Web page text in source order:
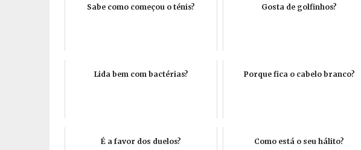
Sabe como começou o ténis? Gosta de golfinhos?
Lida bem com bactérias? Porque fica o cabelo branco?
É a favor dos duelos? Como está o seu hálito?